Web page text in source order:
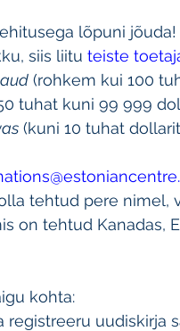
lõpuni
siis liitu teiste
(rohkem kui 100
tuhat kuni 99 999
(kuni 10 tuhat
olla tehtud pere
on tehtud Kanadas,
kohta:
registreeru uudiskirja